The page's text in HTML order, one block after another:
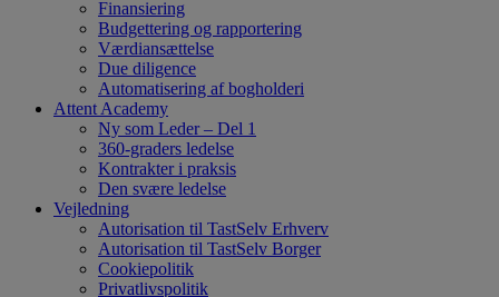
Finansiering
Budgettering og rapportering
Værdiansættelse
Due diligence
Automatisering af bogholderi
Attent Academy
Ny som Leder – Del 1
360-graders ledelse
Kontrakter i praksis
Den svære ledelse
Vejledning
Autorisation til TastSelv Erhverv
Autorisation til TastSelv Borger
Cookiepolitik
Privatlivspolitik